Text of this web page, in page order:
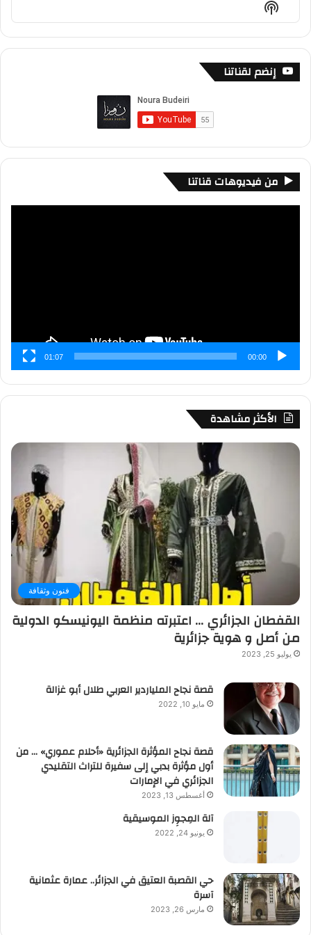
Show
Podcast
Information
إنضم لقناتنا
من فيديوهات قناتنا
00:00
01:07
الأكثر مشاهدة
فنون وثقافة
القفطان الجزائري … اعتبرته منظمة اليونيسكو الدولية
من أصل و هوية جزائرية
يوليو 25, 2023
قصة نجاح الملياردير العربي طلال أبو غزالة
مايو 10, 2022
قصة نجاح المؤثرة الجزائرية «أحلام عموري» … من
أول مؤثرة بدبي إلى سفيرة للتراث التقليدي
الجزائري في الإمارات
أغسطس 13, 2023
آلة المِجوِز الموسيقية‎‎
يونيو 24, 2022
حي القصبة العتيق في الجزائر.. عمارة عثمانية
آسرة
مارس 26, 2023